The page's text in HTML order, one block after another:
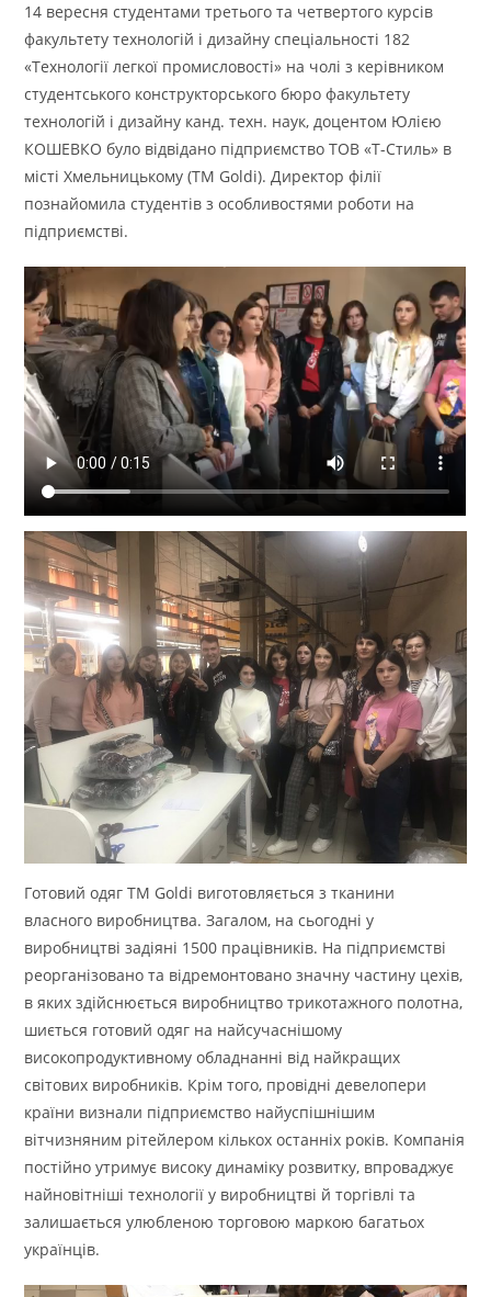
14 вересня студентами третього та четвертого курсів
факультету технологій і дизайну спеціальності 182
«Технології легкої промисловості» на чолі з керівником
студентського конструкторського бюро факультету
технологій і дизайну канд. техн. наук, доцентом Юлією
КОШЕВКО було відвідано підприємство ТОВ «Т-Стиль» в
місті Хмельницькому (ТМ Goldi). Директор філії
познайомила студентів з особливостями роботи на
підприємстві.
Готовий одяг ТМ Goldi виготовляється з тканини
власного виробництва. Загалом, на сьогодні у
виробництві задіяні 1500 працівників. На підприємстві
реорганізовано та відремонтовано значну частину цехів,
в яких здійснюється виробництво трикотажного полотна,
шиється готовий одяг на найсучаснішому
високопродуктивному обладнанні від найкращих
світових виробників. Крім того, провідні девелопери
країни визнали підприємство найуспішнішим
вітчизняним рітейлером кількох останніх років. Компанія
постійно утримує високу динаміку розвитку, впроваджує
найновітніші технології у виробництві й торгівлі та
залишається улюбленою торговою маркою багатьох
українців.